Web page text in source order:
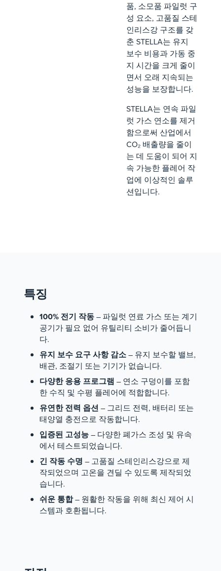
품, 소모품 파일럿 구
성 요소, 고품질 스테
인리스강 구조를 갖
춘 STELLA는 유지
보수 비용과 가동 중
지 시간을 크게 줄이
면서 오래 지속되는
성능을 보장합니다.
STELLA는 연속 파일
럿 가스 연소를 제거
함으로써 산업에서
CO₂ 배출량을 줄이
는 데 도움이 되어 지
속 가능한 플레어 작
업에 이상적인 솔루
션입니다.
특징
100% 전기 작동– 파일럿 연료 가스 또는 계기
공기가 필요 없어 유틸리티 소비가 줄어듭니
다.
유지 보수 요구 사항 감소– 유지 보수할 밸브,
배관, 조절기 또는 기기가 없습니다.
다양한 응용 프로그램 – 연소 구덩이를 포함
한 수직 및 수평 플레어에 적합합니다.
유연한 전력 옵션 – 그리드 전력, 배터리 또는
태양열 충전으로 작동합니다.
입증된 고성능– 다양한 폐가스 조성 및 유속
에서 테스트되었습니다.
긴 작동 수명 – 고품질 스테인리스강으로 제
작되었으며 고온을 견딜 수 있도록 제작되었
습니다.
쉬운 통합– 원활한 작동을 위해 최신 제어 시
스템과 호환됩니다.